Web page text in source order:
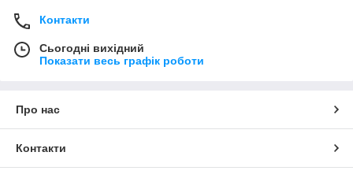
Контакти
Сьогодні вихідний
Показати весь графік роботи
Про нас
Контакти